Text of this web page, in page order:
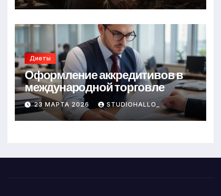
Диеты
Оформление аккредитивов в
международной торговле
23 МАРТА 2026 STUDIOHALLO_